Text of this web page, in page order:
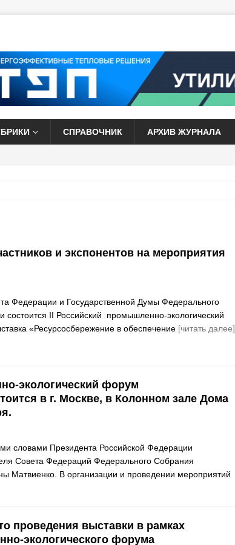
СПРАВОЧНИК АРХИВ ЖУРНАЛА
и экспонентов на мероприятия
Федерации и Государственной Думы Федерального
II Российский промышленно-экологический
«Ресурсосбережение в обеспечение [читать далее]
экологический форум
в г. Москве, в Колонном зале Дома
словами Президента Российской Федерации
Совета Федераций Федерального Собрания
Матвиенко. В организации и проведении мероприятий
проведения выставки в рамках
экологического форума